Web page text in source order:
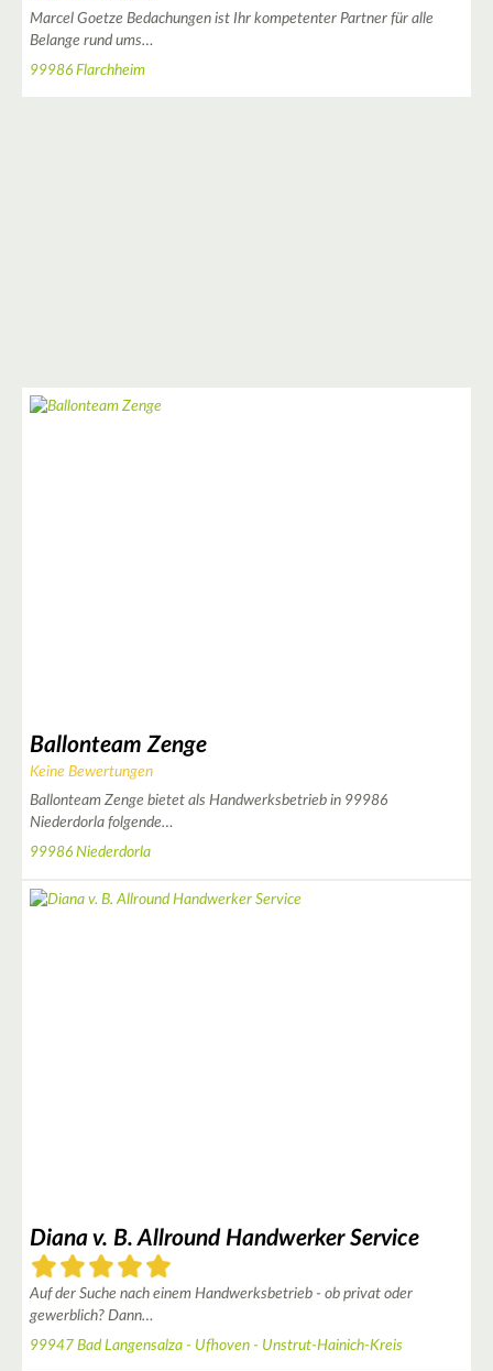
Marcel Goetze Bedachungen ist Ihr kompetenter Partner für alle
Belange rund ums…
99986 Flarchheim
Ballonteam Zenge
Keine Bewertungen
Ballonteam Zenge bietet als Handwerksbetrieb in 99986
Niederdorla folgende…
99986 Niederdorla
Diana v. B. Allround Handwerker Service
Auf der Suche nach einem Handwerksbetrieb - ob privat oder
gewerblich? Dann…
99947 Bad Langensalza - Ufhoven - Unstrut-Hainich-Kreis